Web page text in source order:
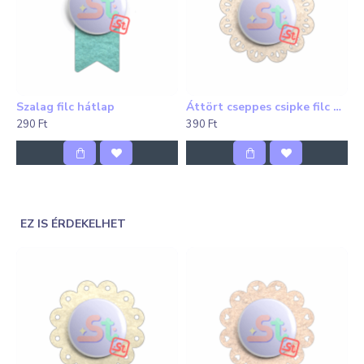
3-14 munkanap.
A képek csak illusztrációk! A feltüntetett ár 1 db xy
filc hátlapot tartalmaz csak kitűző és plusz hátlap
FIGYELEM! Az anyag természetéből adódóan
simogatva azonban a kisebb deformációk
kisimíthatóak.
folyó víz vagy pára hatására a filc esetenként
eresztheti a színét és foltot hagyhat. Az ilyen
helyzetekben bekövetkezett károkért nem vállalok
felelősséget!
Szalag filc hátlap
290 Ft
Áttört cseppes csipke filc hátlap
390 Ft
EZ IS ÉRDEKELHET